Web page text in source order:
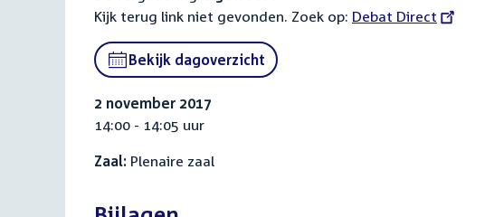
Kijk terug link niet gevonden. Zoek op: External
Debat Direct
Bekijk dagoverzicht
2 november 2017
14:00 - 14:05 uur
Zaal: Plenaire zaal